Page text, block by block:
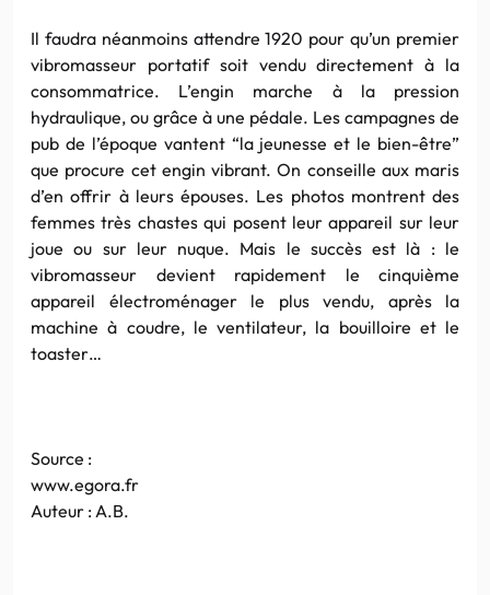
Il faudra néanmoins attendre 1920 pour qu’un premier
vibromasseur portatif soit vendu directement à la
consommatrice. L’engin marche à la pression
hydraulique, ou grâce à une pédale. Les campagnes de
pub de l’époque vantent “la jeunesse et le bien-être”
que procure cet engin vibrant. On conseille aux maris
d’en offrir à leurs épouses. Les photos montrent des
femmes très chastes qui posent leur appareil sur leur
joue ou sur leur nuque. Mais le succès est là : le
vibromasseur devient rapidement le cinquième
appareil électroménager le plus vendu, après la
machine à coudre, le ventilateur, la bouilloire et le
toaster…
Source :
www.egora.fr
Auteur : A.B.